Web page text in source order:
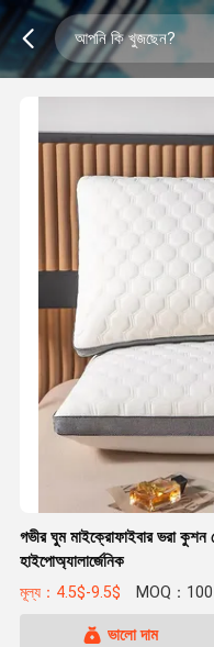
গভীর ঘুম মাইক্রোফাইবার ভরা কুশন
হাইপোঅ্যালার্জেনিক
মূল্য：4.5$-9.5$ MOQ：100
ভালো দাম